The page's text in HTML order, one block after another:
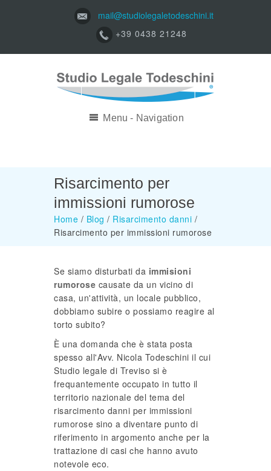
mail@studiolegaletodeschini.it
+39 0438 21248
Menu - Navigation
Risarcimento per
immissioni rumorose
Home / Blog / Risarcimento danni /
Risarcimento per immissioni rumorose
Se siamo disturbati da immisioni
rumorose causate da un vicino di
casa, un'attività, un locale pubblico,
dobbiamo subire o possiamo reagire al
torto subito?
È una domanda che è stata posta
spesso all'Avv. Nicola Todeschini il cui
Studio legale di Treviso si è
frequantemente occupato in tutto il
territorio nazionale del tema del
risarcimento danni per immissioni
rumorose sino a diventare punto di
riferimento in argomento anche per la
trattazione di casi che hanno avuto
notevole eco.